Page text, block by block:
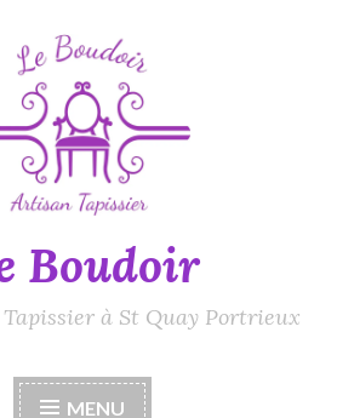
Boudoir
à St Quay Portrieux
MENU